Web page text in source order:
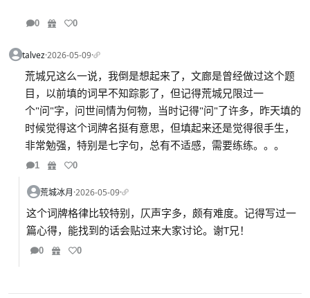
0 0
talvez·2026-05-09·
荒城兄这么一说，我倒是想起来了，文廊是曾经做过这个题
目，以前填的词早不知踪影了，但记得荒城兄限过一
个"问"字，问世间情为何物，当时记得"问"了许多，昨天填的
时候觉得这个词牌名挺有意思，但填起来还是觉得很手生，
非常勉强，特别是七字句，总有不适感，需要练练。。。
1 0
荒城冰月·2026-05-09·
这个词牌格律比较特别，仄声字多，颇有难度。记得写过一
篇心得，能找到的话会贴过来大家讨论。谢T兄！
0 0